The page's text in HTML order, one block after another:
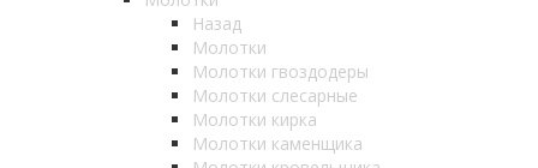
Назад
Молотки
Молотки гвоздодеры
Молотки слесарные
Молотки кирка
Молотки каменщика